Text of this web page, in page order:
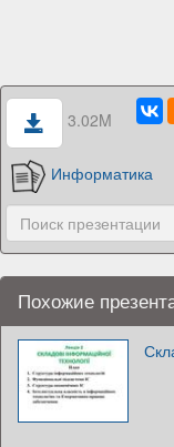
3.02M
Информатика
Похожие